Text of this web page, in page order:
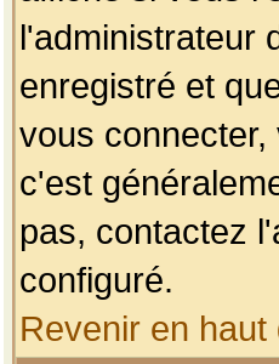
l'administrateur
enregistré et
vous
c'est
pas, contactez
configuré.
Revenir en haut